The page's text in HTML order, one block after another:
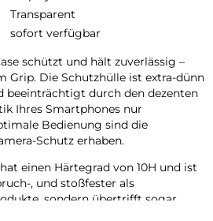
Transparent
sofort verfügbar
schützt und hält zuverlässig –
Grip. Die Schutzhülle ist extra-dünn
beeinträchtigt durch den dezenten
Ihres Smartphones nur
Bedienung sind die
Schutz erhaben.
einen Härtegrad von 10H und ist
, und stoßfester als
sondern übertrifft sogar
das bei Luxusuhren eingesetzt